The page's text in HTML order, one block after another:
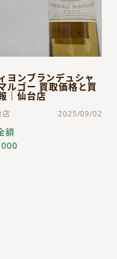
ヨンブランデュシャ
ルゴー 買取価格と買
｜仙台店
店 2025/09/02
額